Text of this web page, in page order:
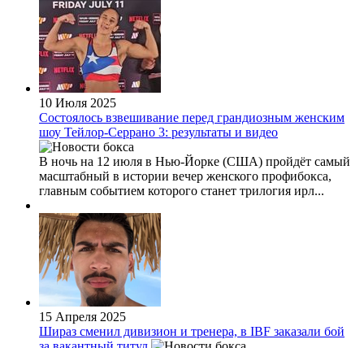
10 Июля 2025
Состоялось взвешивание перед грандиозным женским
шоу Тейлор-Серрано 3: результаты и видео
В ночь на 12 июля в Нью-Йорке (США) пройдёт самый
масштабный в истории вечер женского профибокса,
главным событием которого станет трилогия ирл...
15 Апреля 2025
Шираз сменил дивизион и тренера, в IBF заказали бой